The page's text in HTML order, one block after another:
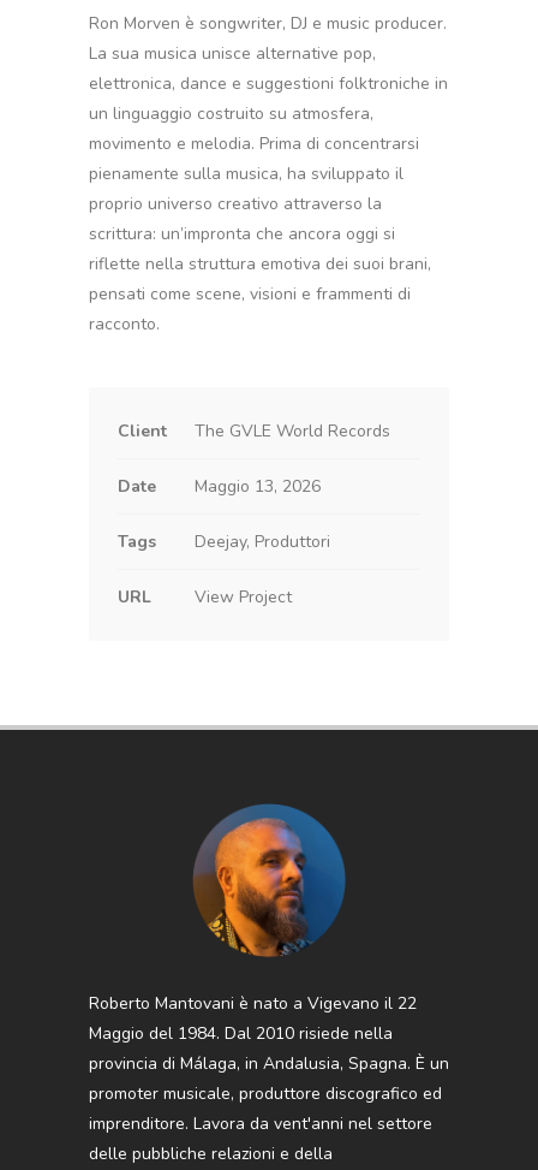
Ron Morven è songwriter, DJ e music producer.
La sua musica unisce alternative pop,
elettronica, dance e suggestioni folktroniche in
un linguaggio costruito su atmosfera,
movimento e melodia. Prima di concentrarsi
pienamente sulla musica, ha sviluppato il
proprio universo creativo attraverso la
scrittura: un’impronta che ancora oggi si
riflette nella struttura emotiva dei suoi brani,
pensati come scene, visioni e frammenti di
racconto.
Client The GVLE World Records
Date Maggio 13, 2026
Tags Deejay, Produttori
URL View Project
Roberto Mantovani è nato a Vigevano il 22
Maggio del 1984. Dal 2010 risiede nella
provincia di Málaga, in Andalusia, Spagna. È un
promoter musicale, produttore discografico ed
imprenditore. Lavora da vent'anni nel settore
delle pubbliche relazioni e della